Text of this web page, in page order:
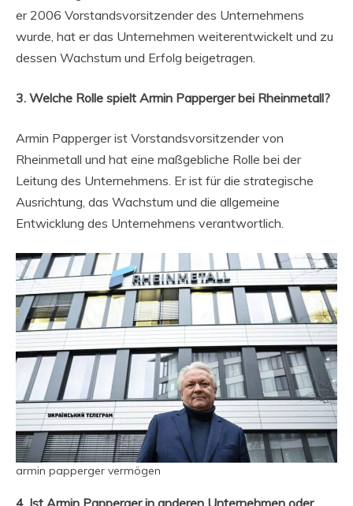
er 2006 Vorstandsvorsitzender des Unternehmens
wurde, hat er das Unternehmen weiterentwickelt und zu
dessen Wachstum und Erfolg beigetragen.
3. Welche Rolle spielt Armin Papperger bei Rheinmetall?
Armin Papperger ist Vorstandsvorsitzender von
Rheinmetall und hat eine maßgebliche Rolle bei der
Leitung des Unternehmens. Er ist für die strategische
Ausrichtung, das Wachstum und die allgemeine
Entwicklung des Unternehmens verantwortlich.
armin papperger vermögen